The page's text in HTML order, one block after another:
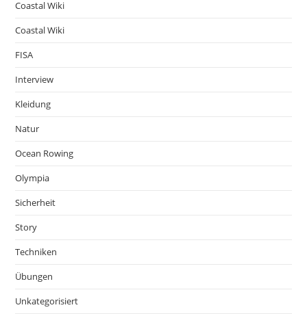
Coastal Wiki
Coastal Wiki
FISA
Interview
Kleidung
Natur
Ocean Rowing
Olympia
Sicherheit
Story
Techniken
Übungen
Unkategorisiert